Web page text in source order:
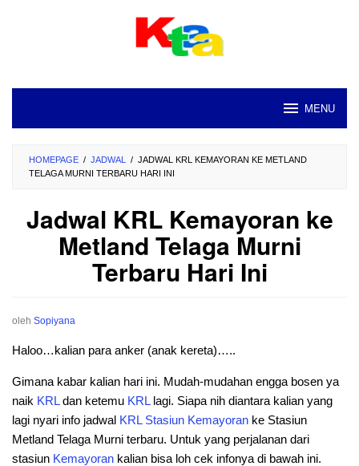
MENU
HOMEPAGE / JADWAL / JADWAL KRL KEMAYORAN KE METLAND
TELAGA MURNI TERBARU HARI INI
Jadwal KRL Kemayoran ke
Metland Telaga Murni
Terbaru Hari Ini
oleh Sopiyana
Haloo…kalian para anker (anak kereta)…..
Gimana kabar kalian hari ini. Mudah-mudahan engga bosen ya
naik KRLdan ketemu KRLlagi. Siapa nih diantara kalian yang
lagi nyari info jadwal KRL Stasiun Kemayoran ke Stasiun
Metland Telaga Murni terbaru. Untuk yang perjalanan dari
stasiun Kemayoran kalian bisa loh cek infonya di bawah ini.